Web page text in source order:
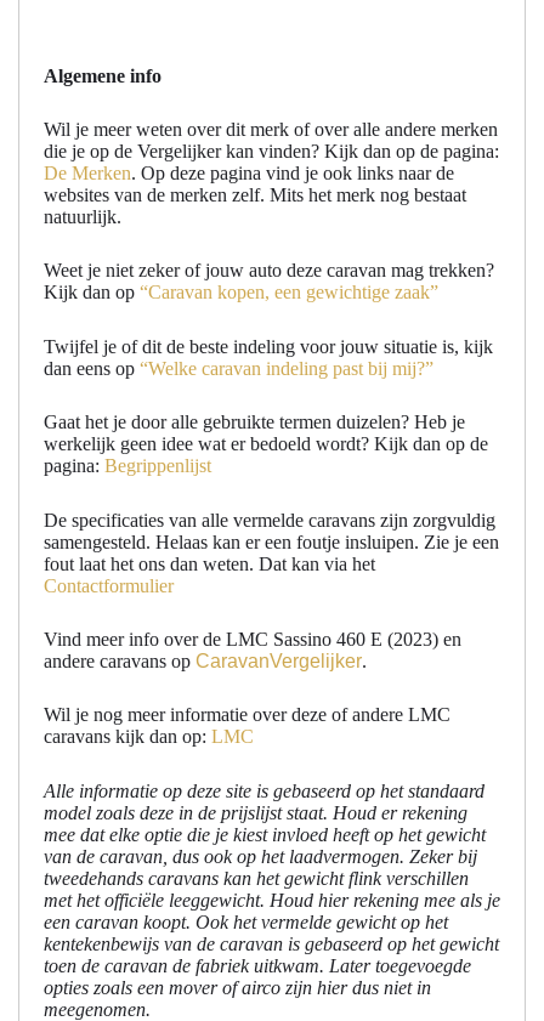
Algemene info
Wil je meer weten over dit merk of over alle andere merken
die je op de Vergelijker kan vinden? Kijk dan op de pagina:
De Merken. Op deze pagina vind je ook links naar de
websites van de merken zelf. Mits het merk nog bestaat
natuurlijk.
Weet je niet zeker of jouw auto deze caravan mag trekken?
Kijk dan op “Caravan kopen, een gewichtige zaak”
Twijfel je of dit de beste indeling voor jouw situatie is, kijk
dan eens op “Welke caravan indeling past bij mij?”
Gaat het je door alle gebruikte termen duizelen? Heb je
werkelijk geen idee wat er bedoeld wordt? Kijk dan op de
pagina: Begrippenlijst
De specificaties van alle vermelde caravans zijn zorgvuldig
samengesteld. Helaas kan er een foutje insluipen. Zie je een
fout laat het ons dan weten. Dat kan via het
Contactformulier
Vind meer info over de LMC Sassino 460 E (2023) en
andere caravans op CaravanVergelijker.
Wil je nog meer informatie over deze of andere LMC
caravans kijk dan op: LMC
Alle informatie op deze site is gebaseerd op het standaard
model zoals deze in de prijslijst staat. Houd er rekening
mee dat elke optie die je kiest invloed heeft op het gewicht
van de caravan, dus ook op het laadvermogen. Zeker bij
tweedehands caravans kan het gewicht flink verschillen
met het officiële leeggewicht. Houd hier rekening mee als je
een caravan koopt. Ook het vermelde gewicht op het
kentekenbewijs van de caravan is gebaseerd op het gewicht
toen de caravan de fabriek uitkwam. Later toegevoegde
opties zoals een mover of airco zijn hier dus niet in
meegenomen.